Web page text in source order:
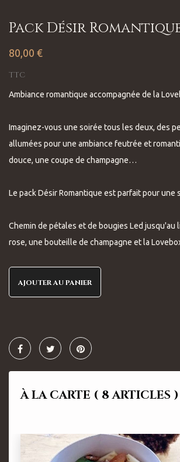
Pack Désir
80,00 €
TTC
Ambiance romantique accompagnée de la
Imaginez-vous une soirée tous les deux, des
allumées pour une ambiance feutrée et
douce, une coupe de champagne…
Le pack Désir Romantique est parfait pour une
Chemin de pétales et de bougies Led jusqu'au
rose, une bouteille de champagne et la
AJOUTER AU PANIER
À LA CARTE ( 8 ARTICLES )